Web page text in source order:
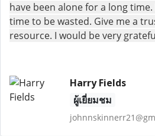
have been alone for a long
time to be wasted. Give me a
resource. I would be very
Harry Fields
ผู้เยี่ยมชม